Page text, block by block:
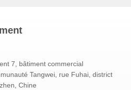
7, bâtiment commercial
Tangwei, rue Fuhai, district
Chine